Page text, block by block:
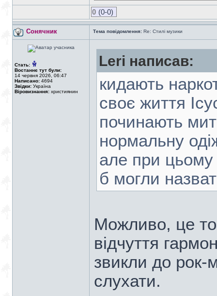
0 (0-0)
Сонячник Тема повідомлення: Re: Стилі музики
Стать:
Востаннє тут були:
14 червня 2026, 06:47
Написано: 4694
Звідки: Україна
Віровизнання: християнин
Leri написав:
кидають
своє життя
починають
нормальну
але при
б могли
Можливо, це
відчуття
звикли до рок-
слухати.